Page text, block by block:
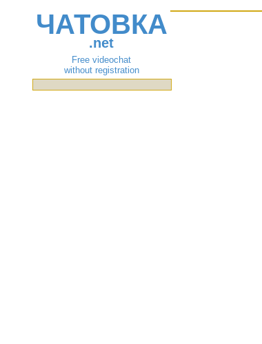
ЧАТОВКА
.net
Free videochat
without registration